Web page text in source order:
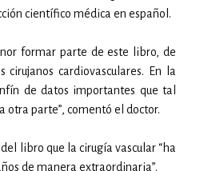
científico médica en español.
formar parte de este libro, de
cardiovasculares. En la
de datos importantes que tal
otra parte”, comentó el doctor.
libro que la cirugía vascular “ha
de manera extraordinaria”.